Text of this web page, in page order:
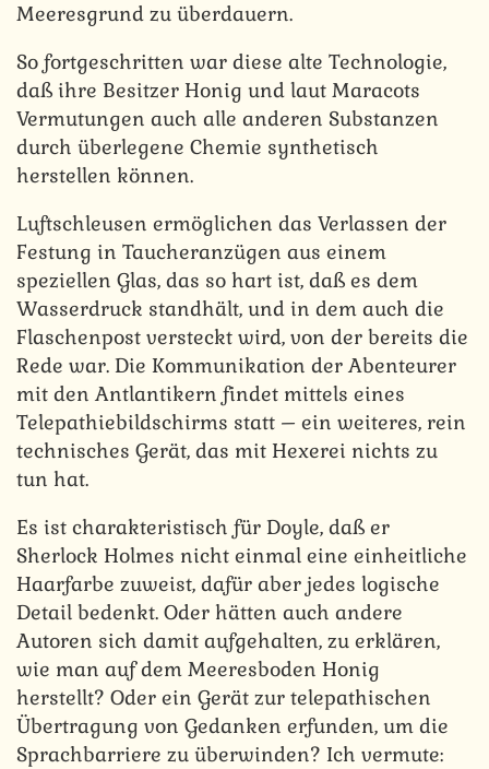
Meeresgrund zu überdauern.
So fortgeschritten war diese alte Technologie,
daß ihre Besitzer Honig und laut Maracots
Vermutungen auch alle anderen Substanzen
durch überlegene Chemie synthetisch
herstellen können.
Luftschleusen ermöglichen das Verlassen der
Festung in Taucheranzügen aus einem
speziellen Glas, das so hart ist, daß es dem
Wasserdruck standhält, und in dem auch die
Flaschenpost versteckt wird, von der bereits die
Rede war. Die Kommunikation der Abenteurer
mit den Antlantikern findet mittels eines
Telepathiebildschirms statt – ein weiteres, rein
technisches Gerät, das mit Hexerei nichts zu
tun hat.
Es ist charakteristisch für Doyle, daß er
Sherlock Holmes nicht einmal eine einheitliche
Haarfarbe zuweist, dafür aber jedes logische
Detail bedenkt. Oder hätten auch andere
Autoren sich damit aufgehalten, zu erklären,
wie man auf dem Meeresboden Honig
herstellt? Oder ein Gerät zur telepathischen
Übertragung von Gedanken erfunden, um die
Sprachbarriere zu überwinden? Ich vermute: